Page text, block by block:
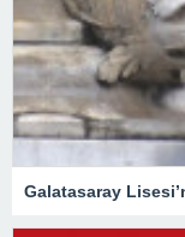
Galatasaray